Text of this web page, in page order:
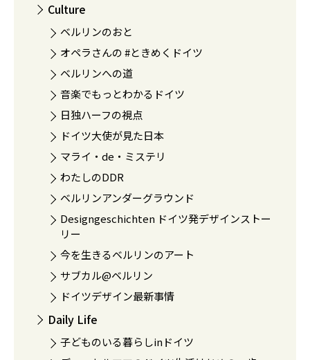
Culture
ベルリンのおと
オペラさんの #ときめくドイツ
ベルリンへの道
音楽でもっとわかるドイツ
日独ハーフの視点
ドイツ大使が見た日本
マライ・de・ミステリ
わたしのDDR
ベルリンアンダーグラウンド
Designgeschichten ドイツ発デザインストー
リー
今を生きるベルリンのアート
サブカル@ベルリン
ドイツデザイン最新事情
Daily Life
子どものいる暮らしinドイツ